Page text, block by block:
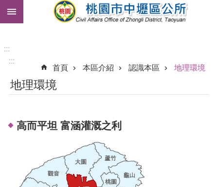
跳到主要內容區塊
公
車
階
:::
:::
首頁
本區介紹 認識本區 地理環境
地理環境
高而平坦 富涵灌溉之利